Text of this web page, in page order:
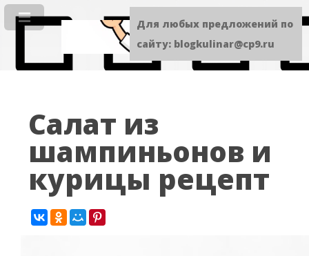
Салат из
шампиньонов и
курицы рецепт
Для любых предложений по
сайту: blogkulinar@cp9.ru